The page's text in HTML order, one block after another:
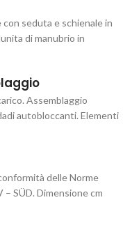
seduta e schienale in
di manubrio in
Assemblaggio
autobloccanti. Elementi
delle Norme
SÜD. Dimensione cm